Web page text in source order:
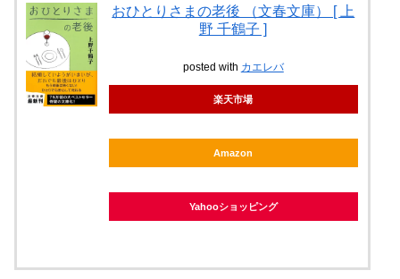
おひとりさまの老後 （文春文庫） [ 上
野 千鶴子 ]
posted with カエレバ
楽天市場
Amazon
Yahooショッピング